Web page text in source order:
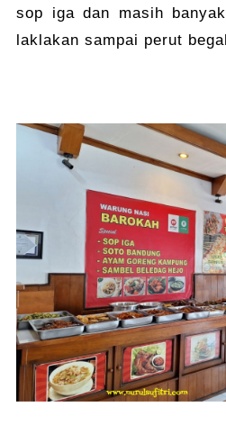
sop iga dan masih
laklakan sampai perut